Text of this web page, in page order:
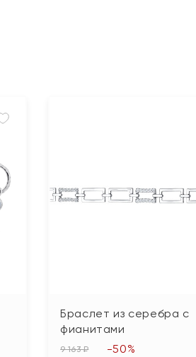
Браслет из серебра с
фианитами
9 163 ₽ -50%